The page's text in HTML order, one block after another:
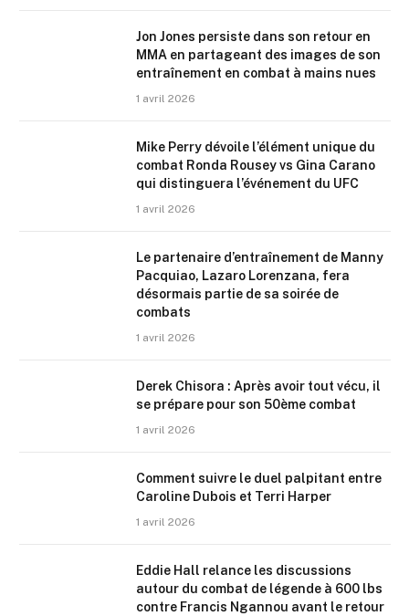
Jon Jones persiste dans son retour en
MMA en partageant des images de son
entraînement en combat à mains nues
1 avril 2026
Mike Perry dévoile l’élément unique du
combat Ronda Rousey vs Gina Carano
qui distinguera l’événement du UFC
1 avril 2026
Le partenaire d’entraînement de Manny
Pacquiao, Lazaro Lorenzana, fera
désormais partie de sa soirée de
combats
1 avril 2026
Derek Chisora : Après avoir tout vécu, il
se prépare pour son 50ème combat
1 avril 2026
Comment suivre le duel palpitant entre
Caroline Dubois et Terri Harper
1 avril 2026
Eddie Hall relance les discussions
autour du combat de légende à 600 lbs
contre Francis Ngannou avant le retour